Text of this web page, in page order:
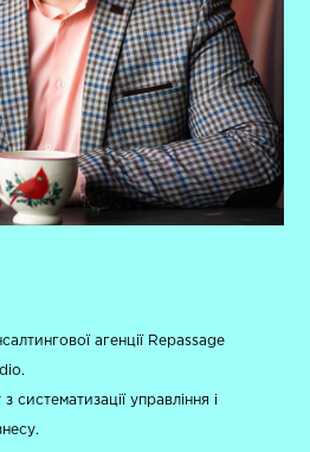
агенції Repassage
систематизації управління і